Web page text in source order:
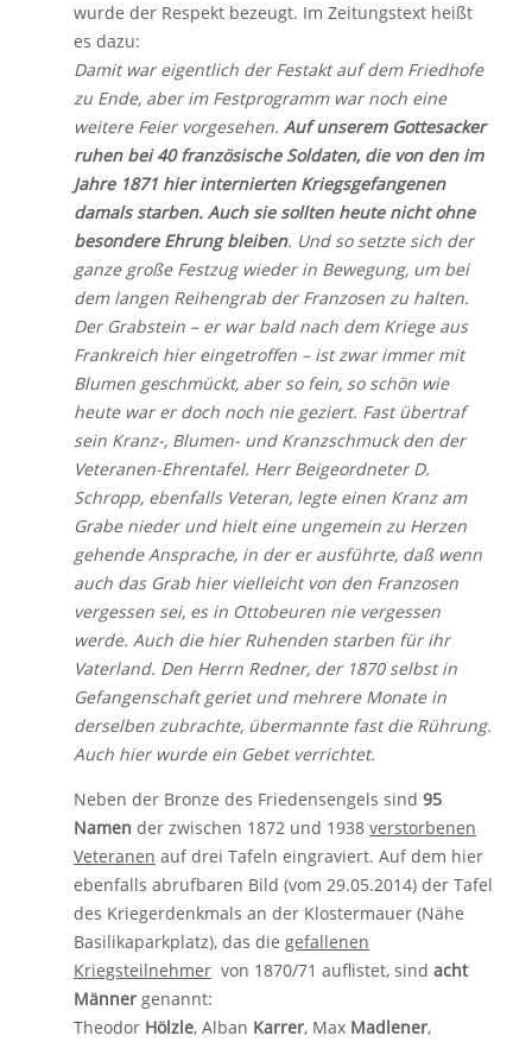
wurde der Respekt bezeugt. Im Zeitungstext heißt
es dazu:
Damit war eigentlich der Festakt auf dem Friedhofe
zu Ende, aber im Festprogramm war noch eine
weitere Feier vorgesehen. Auf unserem Gottesacker
ruhen bei 40 französische Soldaten, die von den im
Jahre 1871 hier internierten Kriegsgefangenen
damals starben. Auch sie sollten heute nicht ohne
besondere Ehrung bleiben. Und so setzte sich der
ganze große Festzug wieder in Bewegung, um bei
dem langen Reihengrab der Franzosen zu halten.
Der Grabstein – er war bald nach dem Kriege aus
Frankreich hier eingetroffen – ist zwar immer mit
Blumen geschmückt, aber so fein, so schön wie
heute war er doch noch nie geziert. Fast übertraf
sein Kranz-, Blumen- und Kranzschmuck den der
Veteranen-Ehrentafel. Herr Beigeordneter D.
Schropp, ebenfalls Veteran, legte einen Kranz am
Grabe nieder und hielt eine ungemein zu Herzen
gehende Ansprache, in der er ausführte, daß wenn
auch das Grab hier vielleicht von den Franzosen
vergessen sei, es in Ottobeuren nie vergessen
werde. Auch die hier Ruhenden starben für ihr
Vaterland. Den Herrn Redner, der 1870 selbst in
Gefangenschaft geriet und mehrere Monate in
derselben zubrachte, übermannte fast die Rührung.
Auch hier wurde ein Gebet verrichtet.
Neben der Bronze des Friedensengels sind 95
Namen der zwischen 1872 und 1938 verstorbenen
Veteranen auf drei Tafeln eingraviert. Auf dem hier
ebenfalls abrufbaren Bild (vom 29.05.2014) der Tafel
des Kriegerdenkmals an der Klostermauer (Nähe
Basilikaparkplatz), das die gefallenen
Kriegsteilnehmer von 1870/71 auflistet, sind acht
Männer genannt:
Theodor Hölzle, Alban Karrer, Max Madlener,